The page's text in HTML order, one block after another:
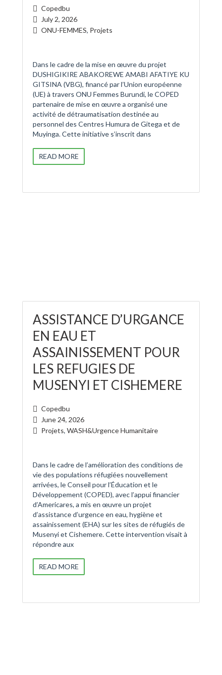
Copedbu
July 2, 2026
ONU-FEMMES, Projets
Dans le cadre de la mise en œuvre du projet
DUSHIGIKIRE ABAKOREWE AMABI AFATIYE KU
GITSINA (VBG), financé par l’Union européenne
(UE) à travers ONU Femmes Burundi, le COPED
partenaire de mise en œuvre a organisé une
activité de détraumatisation destinée au
personnel des Centres Humura de Gitega et de
Muyinga. Cette initiative s’inscrit dans
READ MORE
ASSISTANCE D’URGANCE
EN EAU ET
ASSAINISSEMENT POUR
LES REFUGIES DE
MUSENYI ET CISHEMERE
Copedbu
June 24, 2026
Projets, WASH&Urgence Humanitaire
Dans le cadre de l’amélioration des conditions de
vie des populations réfugiées nouvellement
arrivées, le Conseil pour l’Éducation et le
Développement (COPED), avec l’appui financier
d’Americares, a mis en œuvre un projet
d’assistance d’urgence en eau, hygiène et
assainissement (EHA) sur les sites de réfugiés de
Musenyi et Cishemere. Cette intervention visait à
répondre aux
READ MORE